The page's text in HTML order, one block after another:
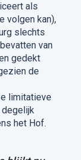
als
volgen kan),
slechts
van
gedekt
de
limitatieve
het Hof.